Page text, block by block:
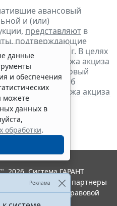
авансовый
и (или)
представляют в
, подтверждающие
за ноябрь 2013 г. В целях
платежа акциза
в налоговый
иизвещение
об
платежа акциза
данные
и обеспечения
можете
данных в
обработки.
Реклама
Система ГАРАНТ
"Гарант" и ее партнеры
ассоциации правовой